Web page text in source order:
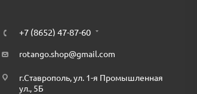
+7 (8652) 47-87-60
rotango.shop@gmail.com
г.Ставрополь, ул. 1-я Промышленная
ул., 5Б